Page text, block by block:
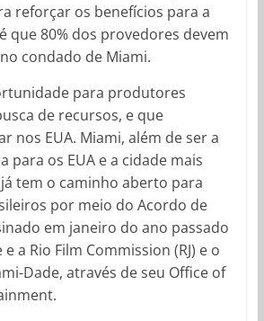
reforçar os benefícios para a
que 80% dos provedores devem
condado de Miami.
para produtores
de recursos, e que
nos EUA. Miami, além de ser a
para os EUA e a cidade mais
tem o caminho aberto para
por meio do Acordo de
em janeiro do ano passado
a Rio Film Commission (RJ) e o
Dade, através de seu Office of